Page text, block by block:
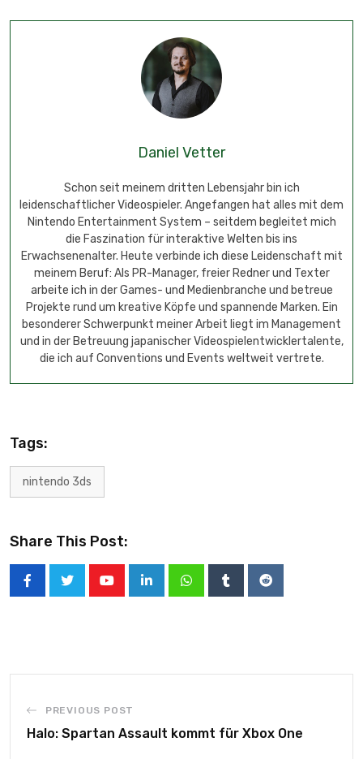
Daniel Vetter
Schon seit meinem dritten Lebensjahr bin ich
leidenschaftlicher Videospieler. Angefangen hat alles mit dem
Nintendo Entertainment System – seitdem begleitet mich
die Faszination für interaktive Welten bis ins
Erwachsenenalter. Heute verbinde ich diese Leidenschaft mit
meinem Beruf: Als PR-Manager, freier Redner und Texter
arbeite ich in der Games- und Medienbranche und betreue
Projekte rund um kreative Köpfe und spannende Marken. Ein
besonderer Schwerpunkt meiner Arbeit liegt im Management
und in der Betreuung japanischer Videospielentwicklertalente,
die ich auf Conventions und Events weltweit vertrete.
Tags:
nintendo 3ds
Share This Post:
PREVIOUS POST
Halo: Spartan Assault kommt für Xbox One